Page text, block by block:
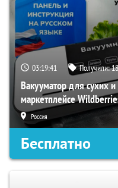
03:19:40 Получили:
Вакууматор для сухих
маркетплейсе
Россия
Бесплатно